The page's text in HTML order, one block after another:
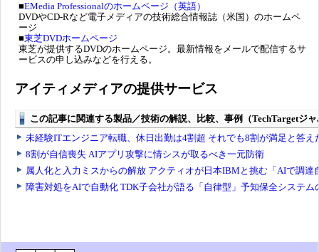
■EMedia Professionalのホームページ（英語）
DVDやCD-Rなど電子メディアの技術総合情報誌（米国）のホームペ
ージ
■東芝DVDホームページ
東芝が提供するDVDのホームページ。最新情報をメールで配信するサ
ービスの申し込みなどを行える。
アイティメディアの提供サービス